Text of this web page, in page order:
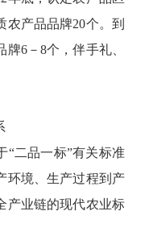
农产品品牌20个。到
6－8个，伴手礼、
“二品一标”有关标准
环境、生产过程到产
产业链的现代农业标